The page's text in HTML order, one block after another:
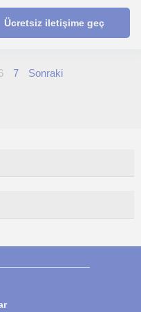
Ücretsiz iletişime geç
7 Sonraki